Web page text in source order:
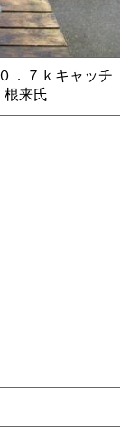
．７ｋキャッチ
来氏